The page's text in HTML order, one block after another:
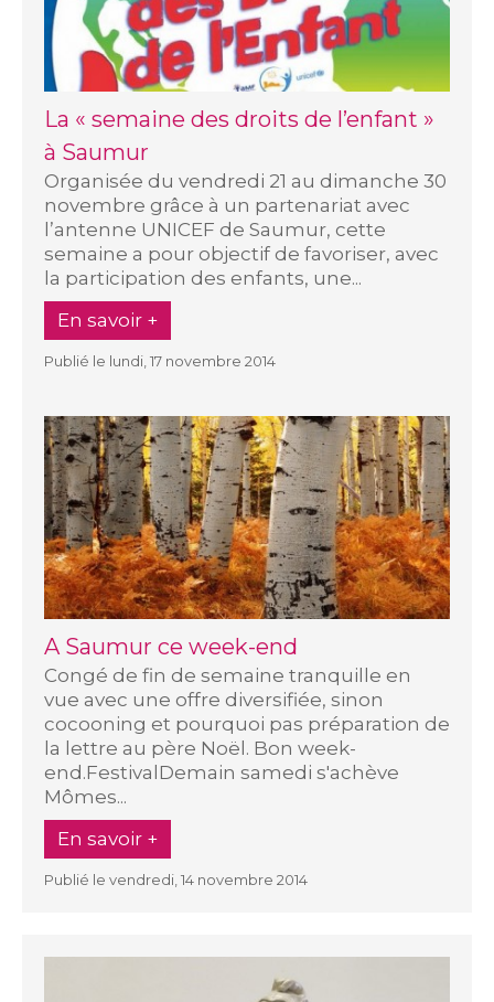
La « semaine des droits de l’enfant »
à Saumur
Organisée du vendredi 21 au dimanche 30
novembre grâce à un partenariat avec
l’antenne UNICEF de Saumur, cette
semaine a pour objectif de favoriser, avec
la participation des enfants, une...
En savoir +
Publié le lundi, 17 novembre 2014
A Saumur ce week-end
Congé de fin de semaine tranquille en
vue avec une offre diversifiée, sinon
cocooning et pourquoi pas préparation de
la lettre au père Noël. Bon week-
end.FestivalDemain samedi s'achève
Mômes...
En savoir +
Publié le vendredi, 14 novembre 2014